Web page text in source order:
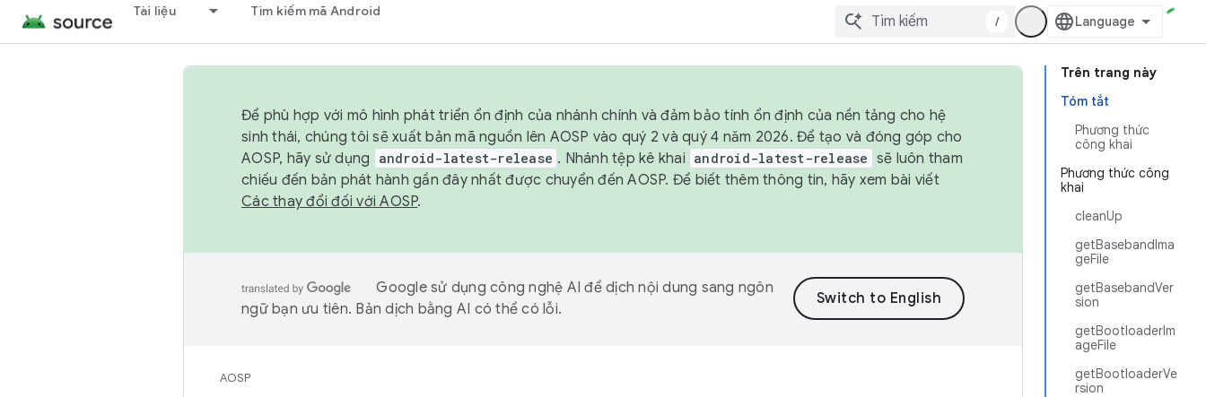
Tài liệu Tìm kiếm mã Android
/
Trên trang này
Tóm tắt
Phương thức
công khai
Phương thức công
khai
cleanUp
getBasebandIma
geFile
getBasebandVer
sion
getBootloaderIm
ageFile
getBootloaderVe
rsion
Để phù hợp với mô hình phát triển ổn định của nhánh chính và đảm bảo tính ổn định của nền tảng cho hệ
sinh thái, chúng tôi sẽ xuất bản mã nguồn lên AOSP vào quý 2 và quý 4 năm 2026. Để tạo và đóng góp cho
AOSP, hãy sử dụng
android-latest-release . Nhánh tệp kê khai android-latest-release sẽ luôn tham
chiếu đến bản phát hành gần đây nhất được chuyển đến AOSP. Để biết thêm thông tin, hãy xem bài viết
Các thay đổi đối với AOSP.
Google sử dụng công nghệ AI để dịch nội dung sang ngôn
ngữ bạn ưu tiên. Bản dịch bằng AI có thể có lỗi.
AOSP